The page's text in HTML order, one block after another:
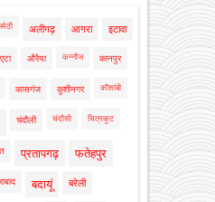
अलीगढ़ आगरा इटावा
एटा औरैया कन्नौज कानपुर
कासगंज कुशीनगर कौशांबी
चंदौली चंदौसी चित्रकूट
प्रतापगढ़ फतेहपुर
बदायूं बरेली